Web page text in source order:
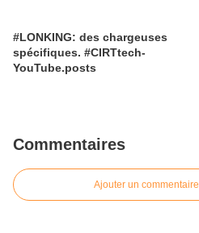
#LONKING: des chargeuses
spécifiques. #CIRTtech-
YouTube.posts
Commentaires
Ajouter un commentaire